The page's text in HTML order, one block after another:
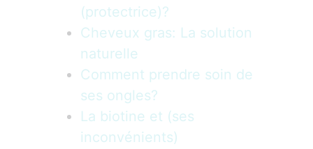
(protectrice)?
Cheveux gras: La solution
naturelle
Comment prendre soin de
ses ongles?
La biotine et (ses
inconvénients)